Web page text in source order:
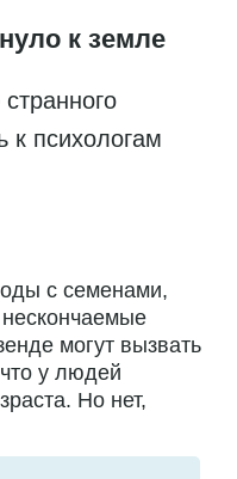
к земле
к психологам
с семенами,
могут вызвать
у людей
Но нет,